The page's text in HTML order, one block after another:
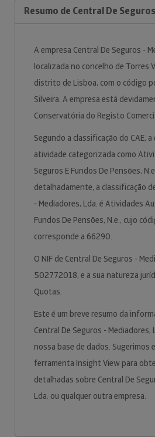
Resumo de Central De
A empresa Central De Seguros -
localizada no concelho de Torres
distrito de Lisboa, com o código
Silveira. A empresa está
Conservatória do Registo
Segundo a classificação do CAE,
atividade categorizada como
Seguros E Fundos De Pensões,
detalhadamente, a classificação
- Mediadores, Lda. é Atividades
Fundos De Pensões, N.e., cujo
corresponde a 66290.
O NIF de Central De Seguros -
502772018, e a sua natureza
Quotas.
Este é um breve resumo da
Central De Seguros - Mediadores,
nossa base de dados. Sugerimos
ferramenta Insight View para
detalhadas sobre Central De
Lda. ou qualquer outra empresa.